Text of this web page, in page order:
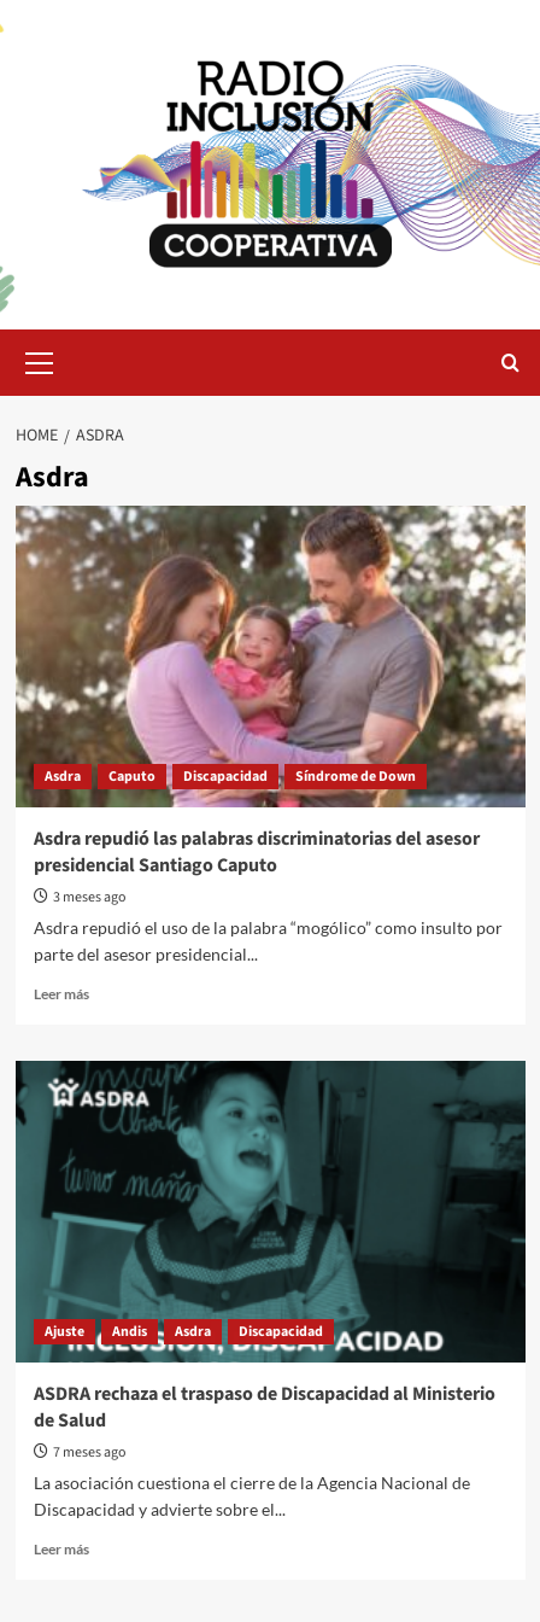
Menu
HOME ASDRA
Asdra
Asdra Caputo Discapacidad Síndrome de Down
Asdra repudió las palabras discriminatorias del asesor
presidencial Santiago Caputo
3 meses ago
Asdra repudió el uso de la palabra “mogólico” como insulto por
parte del asesor presidencial...
Leer másRead
Asdra
repudió
las
palabras
discriminatorias
del
asesor
presidencial
Santiago
Caputo
Ajuste Andis Asdra Discapacidad
ASDRA rechaza el traspaso de Discapacidad al Ministerio
de Salud
7 meses ago
La asociación cuestiona el cierre de la Agencia Nacional de
Discapacidad y advierte sobre el...
Leer másRead